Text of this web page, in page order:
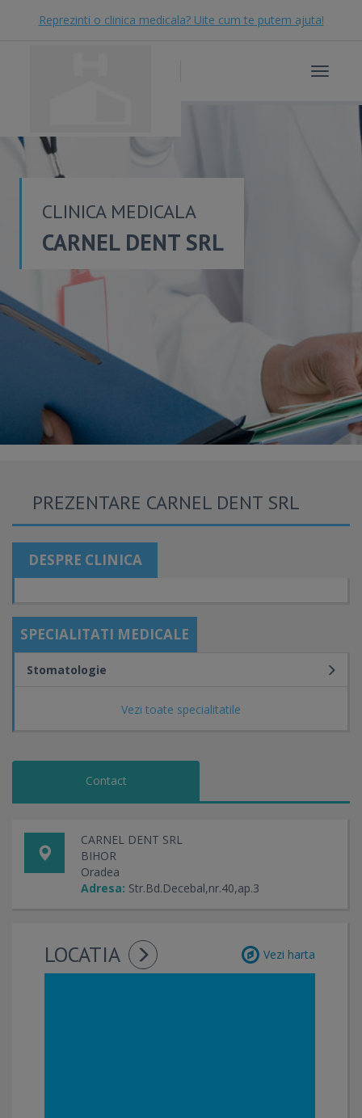
Reprezinti o clinica medicala? Uite cum te putem ajuta!
Toggle
CLINICA MEDICALA
CARNEL DENT SRL
PREZENTARE CARNEL DENT SRL
DESPRE CLINICA
SPECIALITATI MEDICALE
Vezi toate specialitatile
Stomatologie
Contact
CARNEL DENT SRL
BIHOR
Oradea
Adresa: Str.Bd.Decebal,nr.40,ap.3
LOCATIA Vezi harta